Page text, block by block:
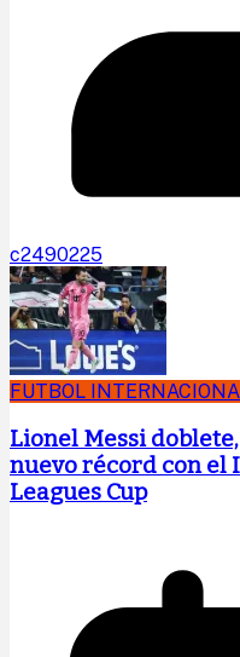
c2490225
FUTBOL
Lionel Messi
nuevo récord con el
Leagues Cup